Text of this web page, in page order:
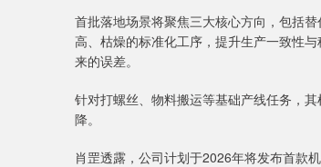
首批落地场景将聚焦三大核心方向，包括
高、枯燥的标准化工序，提升生产一致性
来的误差。
针对打螺丝、物料搬运等基础产线任务，
降。
肖罡透露，公司计划于2026年将发布首款